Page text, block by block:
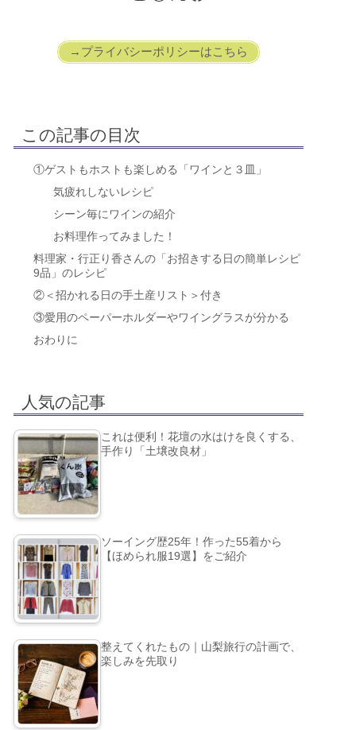
→プライバシーポリシーはこちら
この記事の目次
①ゲストもホストも楽しめる「ワインと３皿」
気疲れしないレシピ
シーン毎にワインの紹介
お料理作ってみました！
料理家・行正り香さんの「お招きする日の簡単レシピ
9品」のレシピ
②＜招かれる日の手土産リスト＞付き
③愛用のペーパーホルダーやワイングラスが分かる
おわりに
人気の記事
これは便利！花壇の水はけを良くする、
手作り「土壌改良材」
ソーイング歴25年！作った55着から
【ほめられ服19選】をご紹介
整えてくれたもの｜山梨旅行の計画で、
楽しみを先取り